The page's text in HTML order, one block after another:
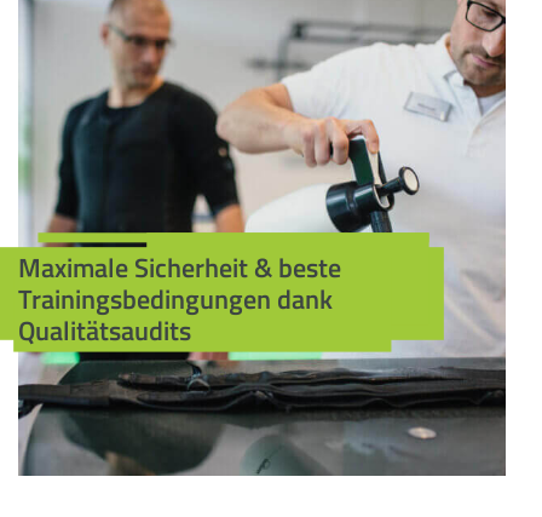
Maximale Sicherheit & beste
Trainingsbedingungen dank
Qualitätsaudits